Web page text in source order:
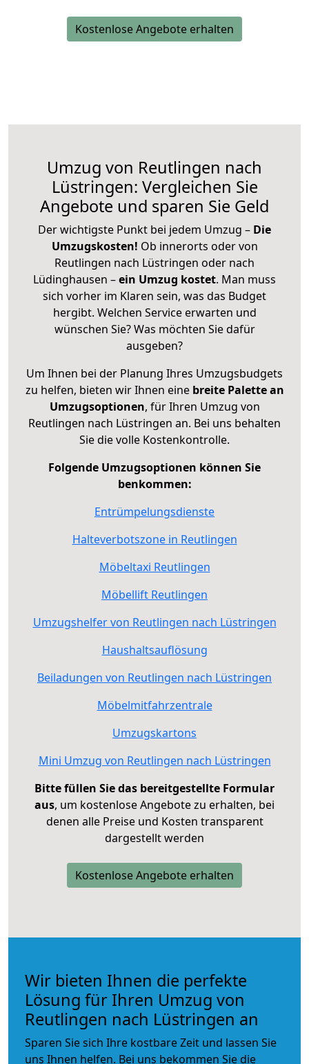
Kostenlose Angebote erhalten
Umzug von Reutlingen nach
Lüstringen: Vergleichen Sie
Angebote und sparen Sie Geld
Der wichtigste Punkt bei jedem Umzug – Die
Umzugskosten! Ob innerorts oder von
Reutlingen nach Lüstringen oder nach
Lüdinghausen –ein Umzug kostet. Man muss
sich vorher im Klaren sein, was das Budget
hergibt. Welchen Service erwarten und
wünschen Sie? Was möchten Sie dafür
ausgeben?
Um Ihnen bei der Planung Ihres Umzugsbudgets
zu helfen, bieten wir Ihnen eine breite Palette an
Umzugsoptionen, für Ihren Umzug von
Reutlingen nach Lüstringen an. Bei uns behalten
Sie die volle Kostenkontrolle.
Folgende Umzugsoptionen können Sie
benkommen:
Entrümpelungsdienste
Halteverbotszone in Reutlingen
Möbeltaxi Reutlingen
Möbellift Reutlingen
Umzugshelfer von Reutlingen nach Lüstringen
Haushaltsauflösung
Beiladungen von Reutlingen nach Lüstringen
Möbelmitfahrzentrale
Umzugskartons
Mini Umzug von Reutlingen nach Lüstringen
Bitte füllen Sie das bereitgestellte Formular
aus, um kostenlose Angebote zu erhalten, bei
denen alle Preise und Kosten transparent
dargestellt werden
Kostenlose Angebote erhalten
Wir bieten Ihnen die perfekte
Lösung für Ihren Umzug von
Reutlingen nach Lüstringen an
Sparen Sie sich Ihre kostbare Zeit und lassen Sie
uns Ihnen helfen. Bei uns bekommen Sie die